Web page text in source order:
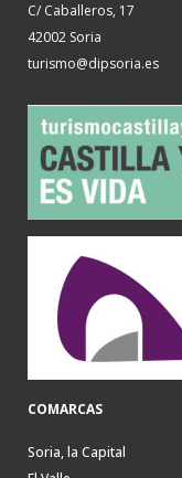
C/ Caballeros, 17
42002 Soria
turismo@dipsoria.es
COMARCAS
Soria, la Capital